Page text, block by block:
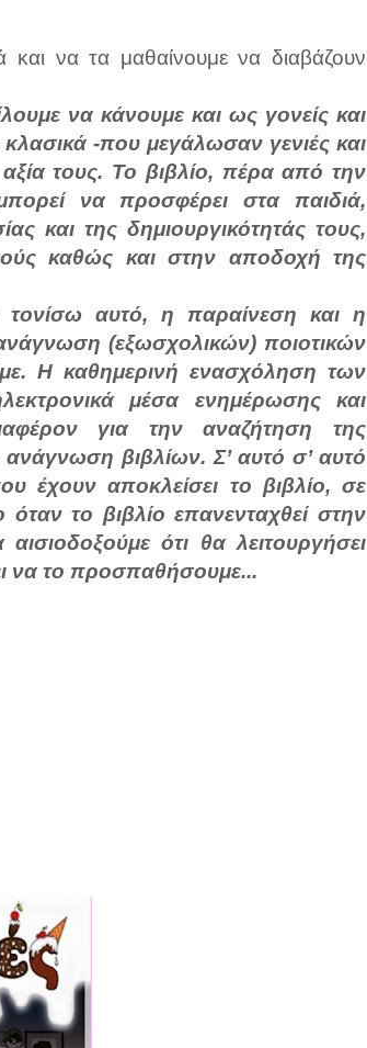
και να τα μαθαίνουμε να διαβάζουν
να κάνουμε και ως γονείς και
-που μεγάλωσαν γενιές και
τους. Το βιβλίο, πέρα από την
να προσφέρει στα παιδιά,
και της δημιουργικότητάς τους,
καθώς και στην αποδοχή της
αυτό, η παραίνεση και η
(εξωσχολικών) ποιοτικών
Η καθημερινή ενασχόληση των
μέσα ενημέρωσης και
για την αναζήτηση της
βιβλίων. Σ’ αυτό σ’ αυτό
έχουν αποκλείσει το βιβλίο, σε
το βιβλίο επανενταχθεί στην
ότι θα λειτουργήσει
να το προσπαθήσουμε...